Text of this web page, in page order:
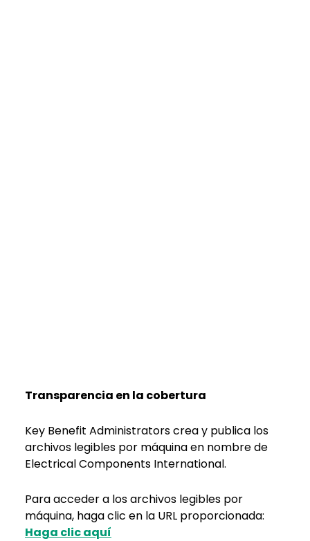
Transparencia en la cobertura
Key Benefit Administrators crea y publica los
archivos legibles por máquina en nombre de
Electrical Components International.
Para acceder a los archivos legibles por
máquina, haga clic en la URL proporcionada:
Haga clic aquí